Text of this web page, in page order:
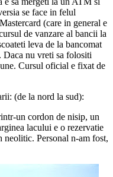
se face in felul
(care in general e
de vanzare al bancii la
leva de la bancomat
Daca nu vreti sa folositi
Cursul oficial e fixat de
(de la nord la sud):
un cordon de nisip, un
lacului e o rezervatie
neolitic. Personal n-am fost,